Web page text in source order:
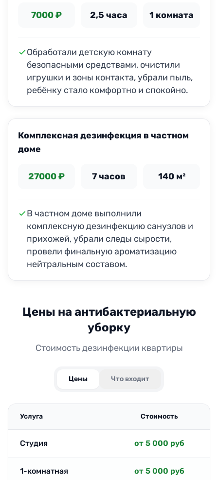
7000 ₽ 2,5 часа 1 комната
Обработали детскую комнату
безопасными средствами, очистили
игрушки и зоны контакта, убрали пыль,
ребёнку стало комфортно и спокойно.
Комплексная дезинфекция в частном
доме
27000 ₽ 7 часов 140 м²
В частном доме выполнили
комплексную дезинфекцию санузлов и
прихожей, убрали следы сырости,
провели финальную ароматизацию
нейтральным составом.
Цены на антибактериальную
уборку
Стоимость дезинфекции квартиры
Цены Что входит
Услуга Стоимость
Студия от 5 000 руб
1-комнатная от 5 000 руб